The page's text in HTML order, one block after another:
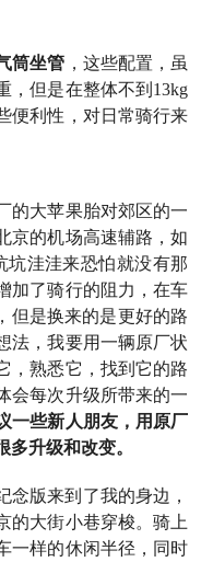
筒坐管 ，这些配置，虽
，但是在整体不到13kg
便利性，对日常骑行来
的大苹果胎对郊区的一
京的机场高速辅路，如
坑洼洼来恐怕就没有那
加了骑行的阻力，在车
但是换来的是更好的路
法，我要用一辆原厂状
，熟悉它，找到它的路
会每次升级所带来的一
一些新人朋友，用原厂
升级和改变。
念版来到了我的身边，
的大街小巷穿梭。骑上
一样的休闲半径，同时